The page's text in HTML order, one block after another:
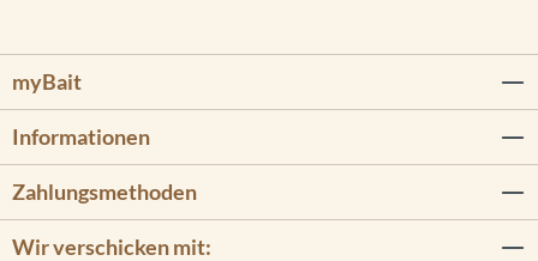
myBait
Informationen
Zahlungsmethoden
Wir verschicken mit: